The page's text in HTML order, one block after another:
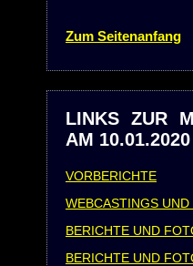
Zum Seitenanfang
LINKS ZUR
AM 10.01.2020
VORBERICHTE
WEBCASTINGS
BERICHTE UND
BERICHTE UND